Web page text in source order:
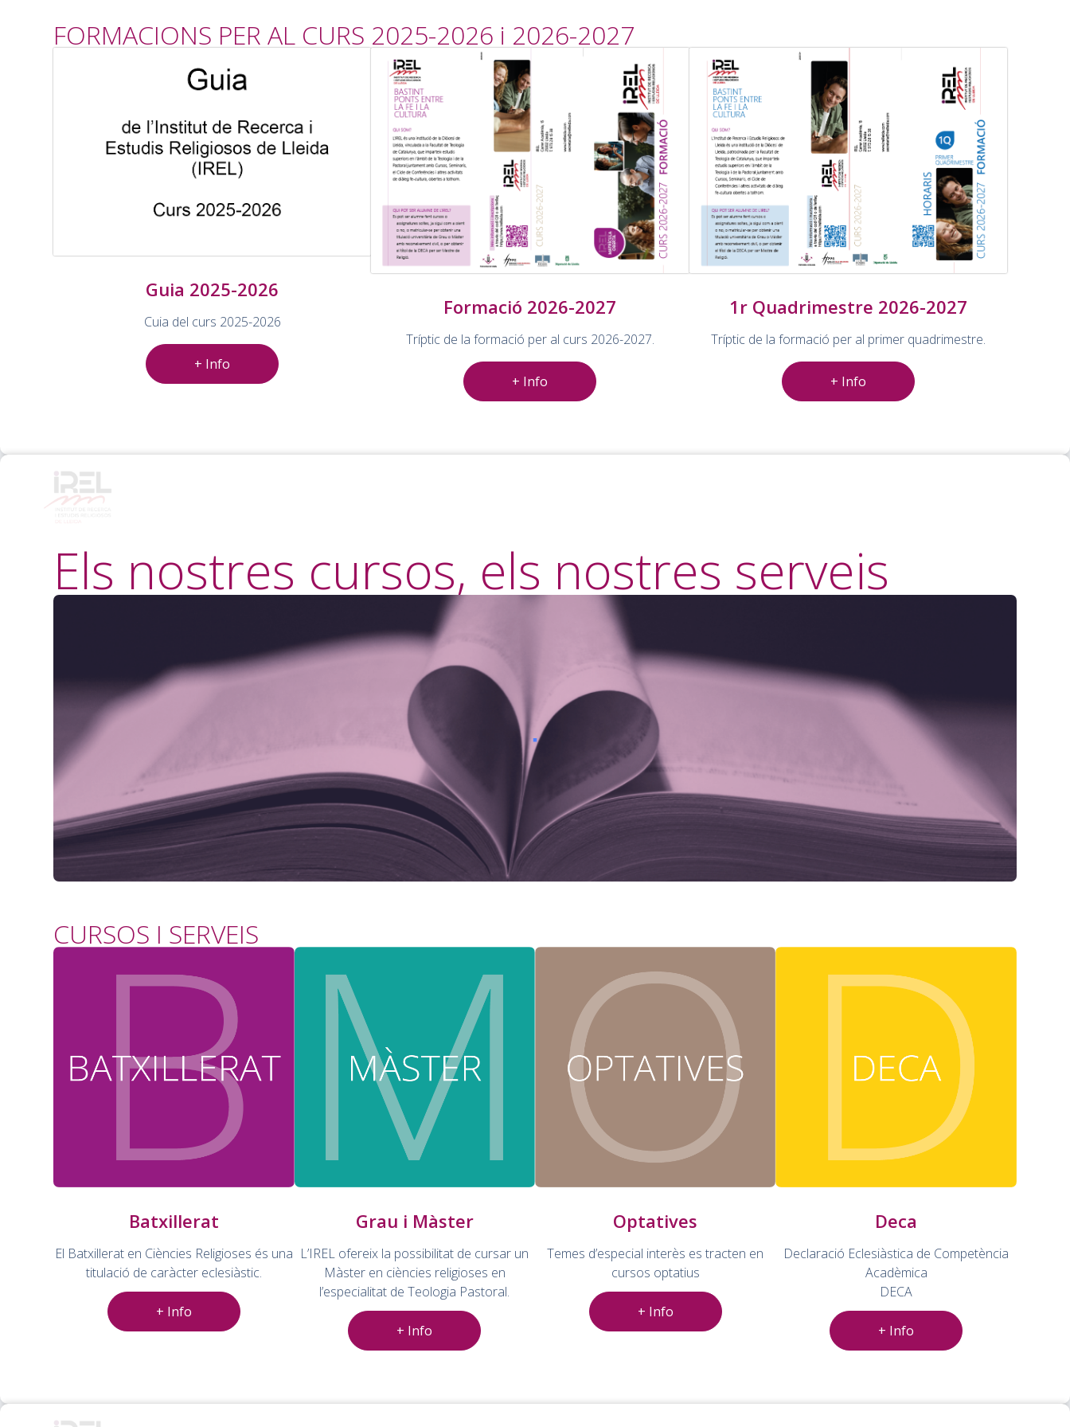
FORMACIONS PER AL CURS 2025-2026 i 2026-2027
Guia 2025-2026
Cuia del curs 2025-2026
+ Info
Formació 2026-2027
Tríptic de la formació per al curs 2026-2027.
+ Info
1r Quadrimestre 2026-2027
Tríptic de la formació per al primer quadrimestre.
+ Info
Els nostres cursos, els nostres serveis
CURSOS I SERVEIS
Batxillerat
El Batxillerat en Ciències Religioses és una
titulació de caràcter eclesiàstic.
+ Info
Grau i Màster
L’IREL ofereix la possibilitat de cursar un
Màster en ciències religioses en
l’especialitat de Teologia Pastoral.
+ Info
Optatives
Temes d’especial interès es tracten en
cursos optatius
+ Info
Deca
Declaració Eclesiàstica de Competència
Acadèmica
DECA
+ Info